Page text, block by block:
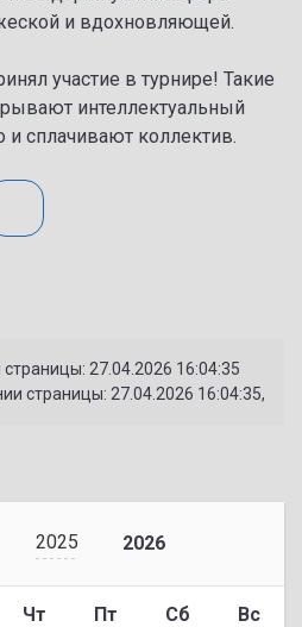
2025 2026
Чт Пт Сб Вс
и вдохновляющей.
участие в турнире! Такие
интеллектуальный
и сплачивают коллектив.
27.04.2026 16:04:35
страницы: 27.04.2026 16:04:35,